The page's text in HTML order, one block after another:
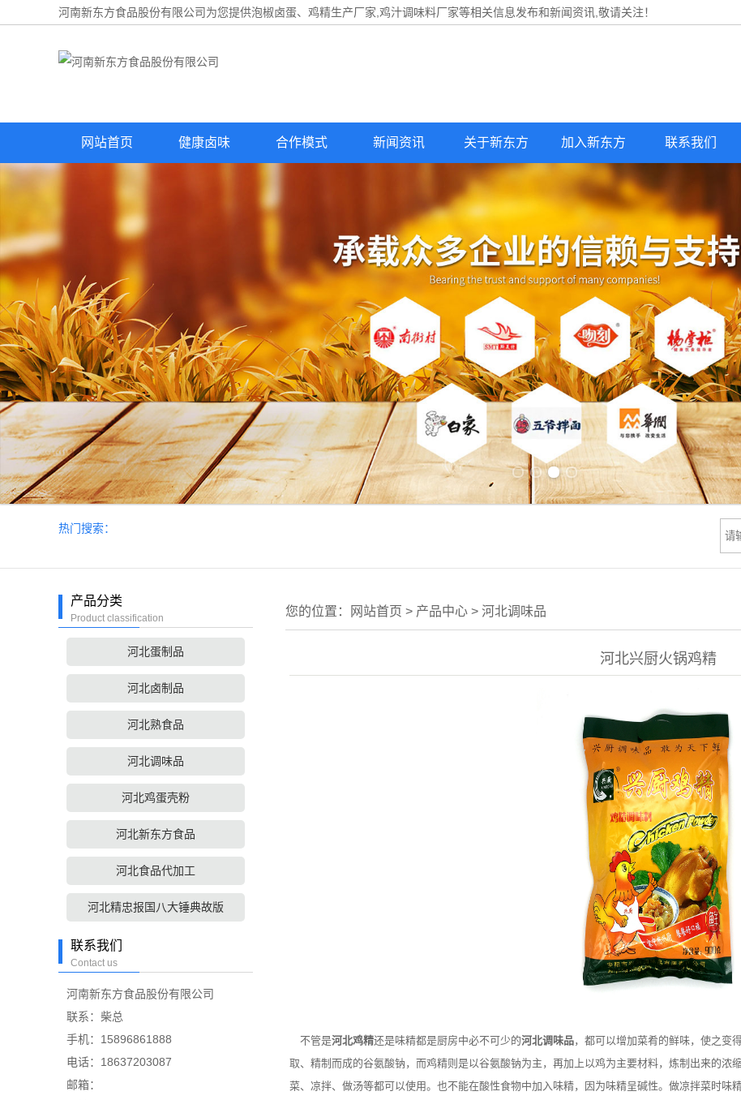
河南新东方食品股份有限公司为您提供泡椒卤蛋、鸡精生产厂家,鸡汁调味料厂家等相关信息发布和新闻资讯,敬请关注！
网站首页 健康卤味 合作模式 新闻资讯 关于新东方 加入新东方 联系我们
热门搜索：
产品分类
Product classification
河北蛋制品
河北卤制品
河北熟食品
河北调味品
河北鸡蛋壳粉
河北新东方食品
河北食品代加工
河北精忠报国八大锤典故版
联系我们
Contact us
河南新东方食品股份有限公司
联系：柴总
手机：15896861888
电话：18637203087
邮箱：
您的位置： 网站首页 > 产品中心 > 河北调味品
河北兴厨火锅鸡精
不管是河北鸡精还是味精都是厨房中必不可少的河北调味品，都可以增加菜肴的鲜味，使之变
取、精制而成的谷氨酸钠，而鸡精则是以谷氨酸钠为主，再加上以鸡为主要材料，炼制出来的浓
菜、凉拌、做汤等都可以使用。也不能在酸性食物中加入味精，因为味精呈碱性。做凉拌菜时